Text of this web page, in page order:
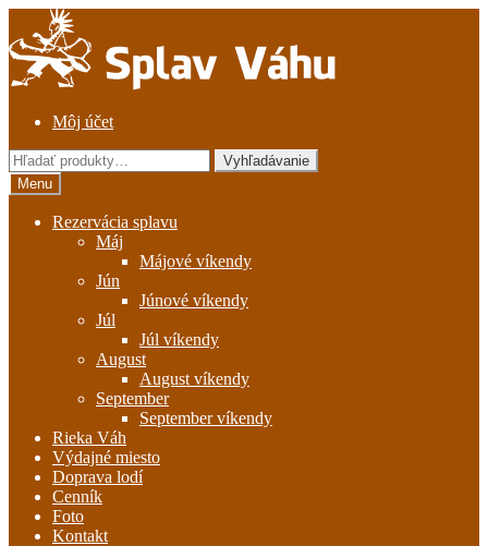
Preskočiť
na
navigáciu
Preskočiť
na
obsah
Môj účet
Hľadať:
Vyhľadávanie
Menu
Rezervácia splavu
Máj
Májové víkendy
Jún
Júnové víkendy
Júl
Júl víkendy
August
August víkendy
September
September víkendy
Rieka Váh
Výdajné miesto
Doprava lodí
Cenník
Foto
Kontakt